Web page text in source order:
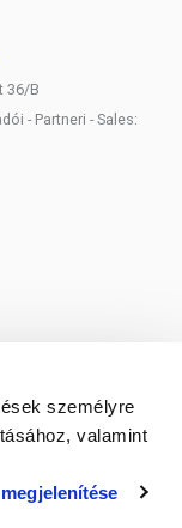
személyre
valamint
megosztjuk az
36/B
- Partneri - Sales: